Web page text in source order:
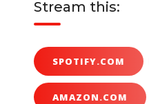
Stream this:
SPOTIFY.COM
AMAZON.COM